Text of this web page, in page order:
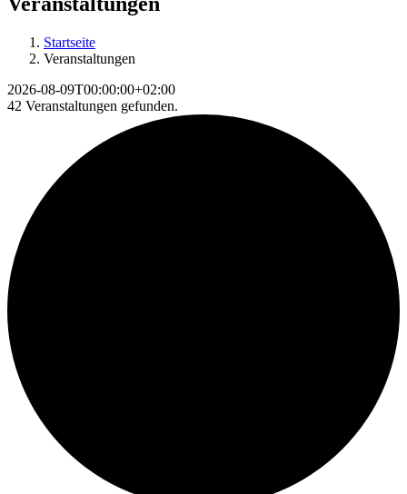
Startseite
Veranstaltungen
2026-08-09T00:00:00+02:00
42 Veranstaltungen gefunden.